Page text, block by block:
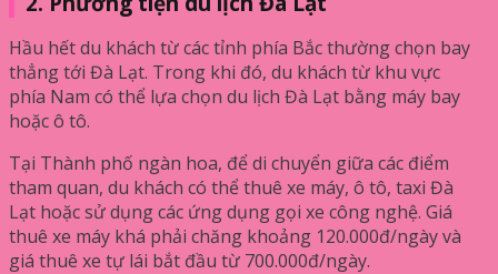
Hầu hết du khách từ các tỉnh phía Bắc thường chọn bay
thẳng tới Đà Lạt. Trong khi đó, du khách từ khu vực
phía Nam có thể lựa chọn du lịch Đà Lạt bằng máy bay
hoặc ô tô.
Tại Thành phố ngàn hoa, để di chuyển giữa các điểm
tham quan, du khách có thể thuê xe máy, ô tô, taxi Đà
Lạt hoặc sử dụng các ứng dụng gọi xe công nghệ. Giá
thuê xe máy khá phải chăng khoảng 120.000đ/ngày và
giá thuê xe tự lái bắt đầu từ 700.000đ/ngày.